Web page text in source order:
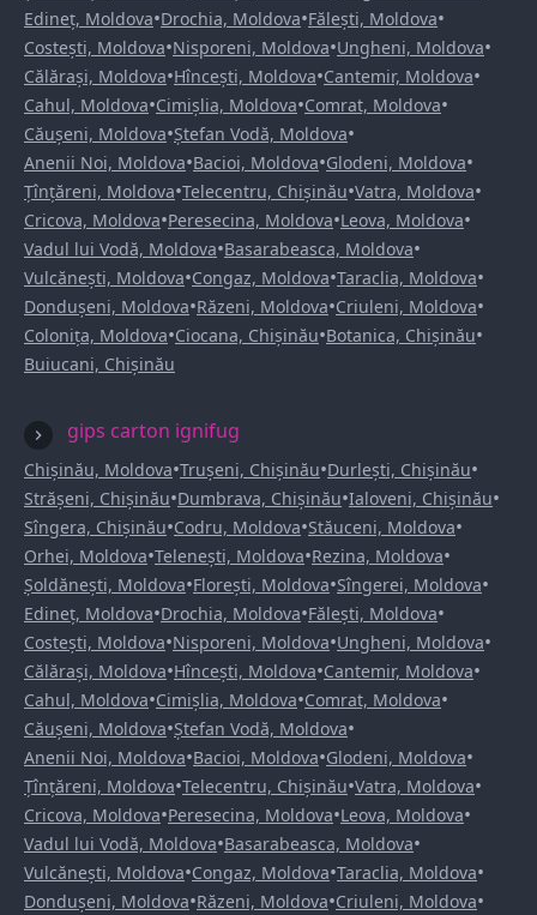
Edineț, Moldova•Drochia, Moldova•Fălești, Moldova•
Costești, Moldova•Nisporeni, Moldova•Ungheni, Moldova•
Călărași, Moldova•Hîncești, Moldova•Cantemir, Moldova•
Cahul, Moldova•Cimișlia, Moldova•Comrat, Moldova•
Căușeni, Moldova•Ștefan Vodă, Moldova•
Anenii Noi, Moldova•Bacioi, Moldova•Glodeni, Moldova•
Țînțăreni, Moldova•Telecentru, Chișinău•Vatra, Moldova•
Cricova, Moldova•Peresecina, Moldova•Leova, Moldova•
Vadul lui Vodă, Moldova•Basarabeasca, Moldova•
Vulcănești, Moldova•Congaz, Moldova•Taraclia, Moldova•
Dondușeni, Moldova•Răzeni, Moldova•Criuleni, Moldova•
Colonița, Moldova•Ciocana, Chișinău•Botanica, Chișinău•
Buiucani, Chișinău
gips carton ignifug
Chișinău, Moldova•Trușeni, Chișinău•Durlești, Chișinău•
Strășeni, Chișinău•Dumbrava, Chișinău•Ialoveni, Chișinău•
Sîngera, Chișinău•Codru, Moldova•Stăuceni, Moldova•
Orhei, Moldova•Telenești, Moldova•Rezina, Moldova•
Șoldănești, Moldova•Florești, Moldova•Sîngerei, Moldova•
Edineț, Moldova•Drochia, Moldova•Fălești, Moldova•
Costești, Moldova•Nisporeni, Moldova•Ungheni, Moldova•
Călărași, Moldova•Hîncești, Moldova•Cantemir, Moldova•
Cahul, Moldova•Cimișlia, Moldova•Comrat, Moldova•
Căușeni, Moldova•Ștefan Vodă, Moldova•
Anenii Noi, Moldova•Bacioi, Moldova•Glodeni, Moldova•
Țînțăreni, Moldova•Telecentru, Chișinău•Vatra, Moldova•
Cricova, Moldova•Peresecina, Moldova•Leova, Moldova•
Vadul lui Vodă, Moldova•Basarabeasca, Moldova•
Vulcănești, Moldova•Congaz, Moldova•Taraclia, Moldova•
Dondușeni, Moldova•Răzeni, Moldova•Criuleni, Moldova•